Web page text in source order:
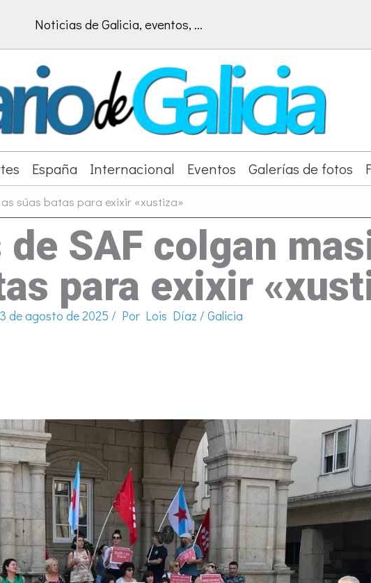
Noticias de Galicia, eventos, ...
España Internacional Eventos Galerías de fotos
súas batas para exixir «xustiza»
SAF colgan
para exixir
de agosto de 2025 / Por Lois Díaz / Galicia